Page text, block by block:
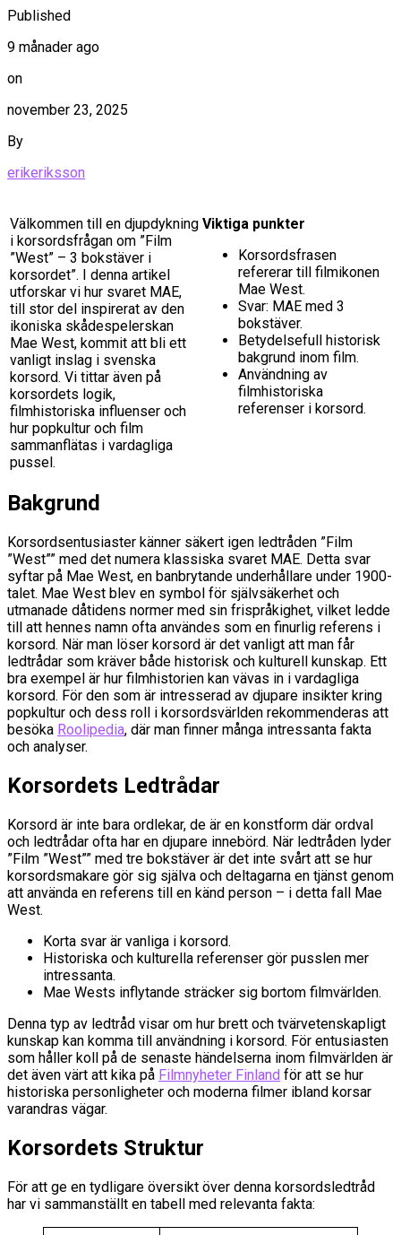
Published
9 månader ago
on
november 23, 2025
By
erikeriksson
Välkommen till en djupdykning
i korsordsfrågan om ”Film
”West” – 3 bokstäver i
korsordet”. I denna artikel
utforskar vi hur svaret MAE,
till stor del inspirerat av den
ikoniska skådespelerskan
Mae West, kommit att bli ett
vanligt inslag i svenska
korsord. Vi tittar även på
korsordets logik,
filmhistoriska influenser och
hur popkultur och film
sammanflätas i vardagliga
pussel.
Viktiga punkter
Korsordsfrasen
refererar till filmikonen
Mae West.
Svar: MAE med 3
bokstäver.
Betydelsefull historisk
bakgrund inom film.
Användning av
filmhistoriska
referenser i korsord.
Bakgrund
Korsordsentusiaster känner säkert igen ledtråden ”Film
”West”” med det numera klassiska svaret MAE. Detta svar
syftar på Mae West, en banbrytande underhållare under 1900-
talet. Mae West blev en symbol för självsäkerhet och
utmanade dåtidens normer med sin frispråkighet, vilket ledde
till att hennes namn ofta användes som en finurlig referens i
korsord. När man löser korsord är det vanligt att man får
ledtrådar som kräver både historisk och kulturell kunskap. Ett
bra exempel är hur filmhistorien kan vävas in i vardagliga
korsord. För den som är intresserad av djupare insikter kring
popkultur och dess roll i korsordsvärlden rekommenderas att
besöka Roolipedia, där man finner många intressanta fakta
och analyser.
Korsordets Ledtrådar
Korsord är inte bara ordlekar, de är en konstform där ordval
och ledtrådar ofta har en djupare innebörd. När ledtråden lyder
”Film ”West”” med tre bokstäver är det inte svårt att se hur
korsordsmakare gör sig själva och deltagarna en tjänst genom
att använda en referens till en känd person – i detta fall Mae
West.
Korta svar är vanliga i korsord.
Historiska och kulturella referenser gör pusslen mer
intressanta.
Mae Wests inflytande sträcker sig bortom filmvärlden.
Denna typ av ledtråd visar om hur brett och tvärvetenskapligt
kunskap kan komma till användning i korsord. För entusiasten
som håller koll på de senaste händelserna inom filmvärlden är
det även värt att kika på Filmnyheter Finland för att se hur
historiska personligheter och moderna filmer ibland korsar
varandras vägar.
Korsordets Struktur
För att ge en tydligare översikt över denna korsordsledtråd
har vi sammanställt en tabell med relevanta fakta: